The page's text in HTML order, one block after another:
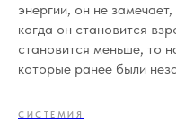
энергии, он не
когда он становится
становится меньше, то
которые ранее были
СИСТЕМИЯ